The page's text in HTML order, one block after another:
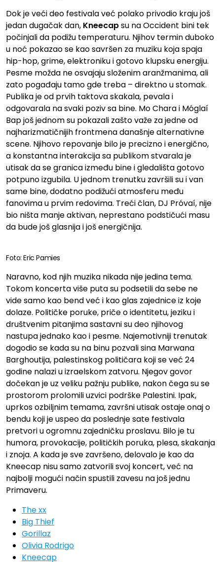
Dok je veći deo festivala već polako privodio kraju još
jedan dugačak dan, Kneecapsu na Occident bini tek
počinjali da podižu temperaturu. Njihov termin duboko
u noć pokazao se kao savršen za muziku koja spaja
hip-hop, grime, elektroniku i gotovo klupsku energiju.
Pesme možda ne osvajaju složenim aranžmanima, ali
zato pogađaju tamo gde treba – direktno u stomak.
Publika je od prvih taktova skakala, pevala i
odgovarala na svaki poziv sa bine. Mo Chara i Móglaí
Bap još jednom su pokazali zašto važe za jedne od
najharizmatičnijih frontmena današnje alternativne
scene. Njihovo repovanje bilo je precizno i energično,
a konstantna interakcija sa publikom stvarala je
utisak da se granica između bine i gledališta gotovo
potpuno izgubila. U jednom trenutku završili su i van
same bine, dodatno podižući atmosferu među
fanovima u prvim redovima. Treći član, DJ Próvaí, nije
bio ništa manje aktivan, neprestano podstičući masu
da bude još glasnija i još energičnija.
Foto: Eric Pamies
Naravno, kod njih muzika nikada nije jedina tema.
Tokom koncerta više puta su podsetili da sebe ne
vide samo kao bend već i kao glas zajednice iz koje
dolaze. Političke poruke, priče o identitetu, jeziku i
društvenim pitanjima sastavni su deo njihovog
nastupa jednako kao i pesme. Najemotivniji trenutak
dogodio se kada su na binu pozvali sina Marwana
Barghoutija, palestinskog političara koji se već 24
godine nalazi u izraelskom zatvoru. Njegov govor
dočekan je uz veliku pažnju publike, nakon čega su se
prostorom prolomili uzvici podrške Palestini. Ipak,
uprkos ozbiljnim temama, završni utisak ostaje onaj o
bendu koji je uspeo da poslednje sate festivala
pretvori u ogromnu zajedničku proslavu. Bilo je tu
humora, provokacije, političkih poruka, plesa, skakanja
i znoja. A kada je sve završeno, delovalo je kao da
Kneecap nisu samo zatvorili svoj koncert, već na
najbolji mogući način spustili zavesu na još jednu
Primaveru.
The xx
Big Thief
Gorillaz
Olivia Rodrigo
Kneecap